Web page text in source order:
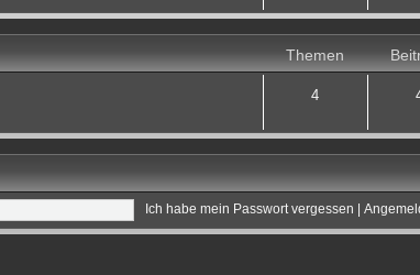
Themen
4
Ich habe mein Passwort vergessen